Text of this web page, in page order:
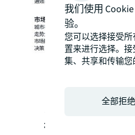
睿界智管租约管理平
在平台系统之上，仲
我们使用
验。
您可以选择接受
置来进行选择。
集、共享和传输
全部拒绝